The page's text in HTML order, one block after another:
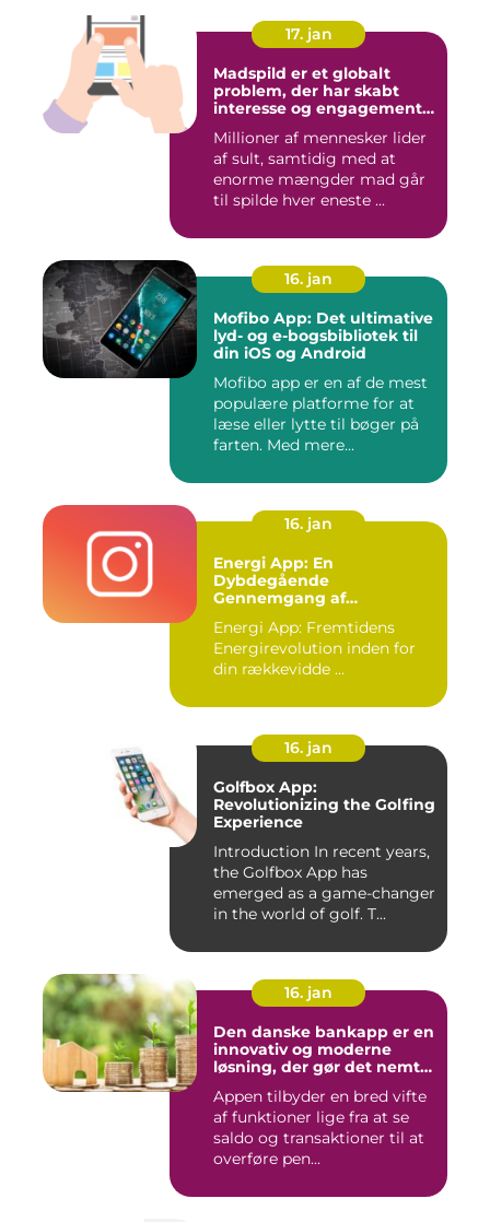
17. jan
Madspild er et globalt
problem, der har skabt
interesse og engagement
mennesker verden over
Millioner af mennesker lider
af sult, samtidig med at
enorme mængder mad går
til spilde hver eneste ...
16. jan
Mofibo App: Det ultimative
lyd- og e-bogsbibliotek til
din iOS og Android
Mofibo app er en af de mest
populære platforme for at
læse eller lytte til bøger på
farten. Med mere...
16. jan
Energi App: En
Dybdegående
Gennemgang af
Energirevolution
Energi App: Fremtidens
Energirevolution inden for
din rækkevidde ...
16. jan
Golfbox App:
Revolutionizing the Golfing
Experience
Introduction In recent years,
the Golfbox App has
emerged as a game-changer
in the world of golf. T...
16. jan
Den danske bankapp er en
innovativ og moderne
løsning, der gør det nemt
at administrere deres
økonomiske forhold
Appen tilbyder en bred vifte
af funktioner lige fra at se
saldo og transaktioner til at
overføre pen...